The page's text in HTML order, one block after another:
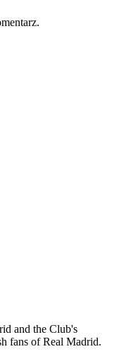
and the Club's
fans of Real Madrid.